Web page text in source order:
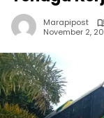
Marapipost
November 2,